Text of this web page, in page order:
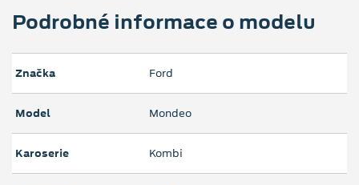
Podrobné informace o modelu
Značka Ford
Model Mondeo
Karoserie Kombi